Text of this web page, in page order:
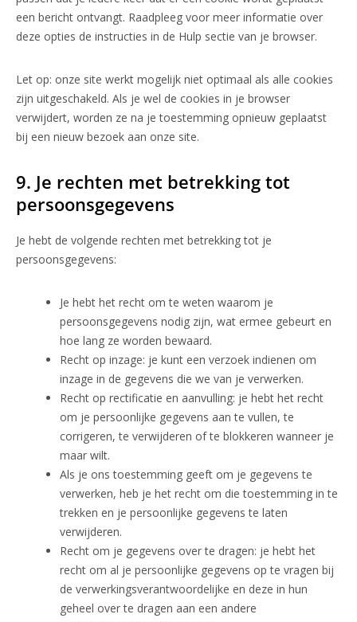
een bericht ontvangt. Raadpleeg voor meer informatie over
deze opties de instructies in de Hulp sectie van je browser.
Let op: onze site werkt mogelijk niet optimaal als alle cookies
zijn uitgeschakeld. Als je wel de cookies in je browser
verwijdert, worden ze na je toestemming opnieuw geplaatst
bij een nieuw bezoek aan onze site.
9. Je rechten met betrekking tot
persoonsgegevens
Je hebt de volgende rechten met betrekking tot je
persoonsgegevens:
Je hebt het recht om te weten waarom je
persoonsgegevens nodig zijn, wat ermee gebeurt en
hoe lang ze worden bewaard.
Recht op inzage: je kunt een verzoek indienen om
inzage in de gegevens die we van je verwerken.
Recht op rectificatie en aanvulling: je hebt het recht
om je persoonlijke gegevens aan te vullen, te
corrigeren, te verwijderen of te blokkeren wanneer je
maar wilt.
Als je ons toestemming geeft om je gegevens te
verwerken, heb je het recht om die toestemming in te
trekken en je persoonlijke gegevens te laten
verwijderen.
Recht om je gegevens over te dragen: je hebt het
recht om al je persoonlijke gegevens op te vragen bij
de verwerkingsverantwoordelijke en deze in hun
geheel over te dragen aan een andere